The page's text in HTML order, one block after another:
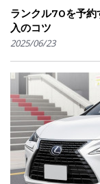
ランクル70を予約
入のコツ
2025/06/23